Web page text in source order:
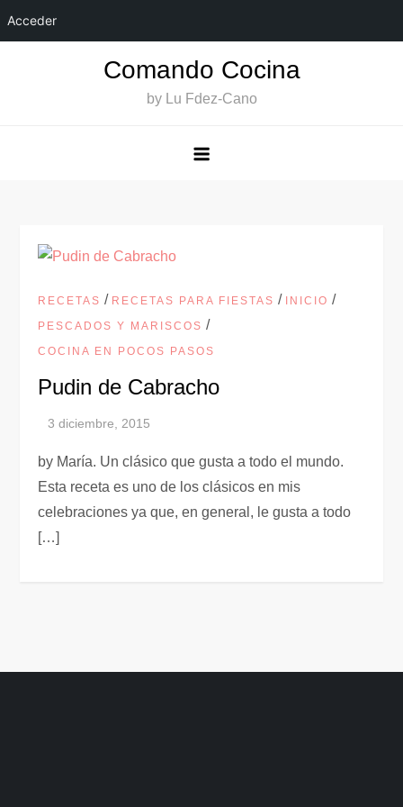
Acceder
Comando Cocina
by Lu Fdez-Cano
RECETAS / RECETAS PARA FIESTAS / INICIO /
PESCADOS Y MARISCOS /
COCINA EN POCOS PASOS
Pudin de Cabracho
by María. Un clásico que gusta a todo el mundo.
Esta receta es uno de los clásicos en mis
celebraciones ya que, en general, le gusta a todo
[…]